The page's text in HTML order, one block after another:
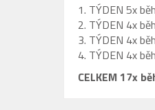
1. TÝDEN 5x
2. TÝDEN 4x
3. TÝDEN 4x
4. TÝDEN 4x
CELKEM 17x